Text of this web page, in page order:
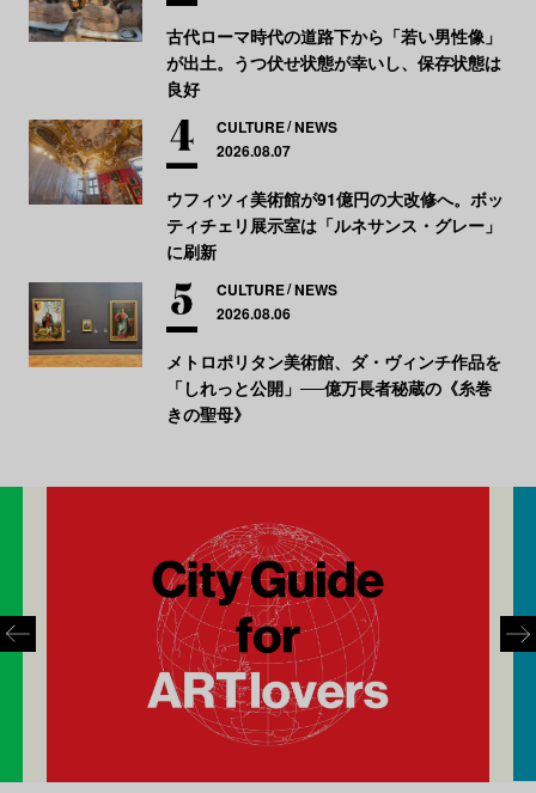
古代ローマ時代の道路下から「若い男性像」
が出土。うつ伏せ状態が幸いし、保存状態は
良好
CULTURE NEWS
2026.08.07
ウフィツィ美術館が91億円の大改修へ。ボッ
ティチェリ展示室は「ルネサンス・グレー」
に刷新
CULTURE NEWS
2026.08.06
メトロポリタン美術館、ダ・ヴィンチ作品を
「しれっと公開」──億万長者秘蔵の《糸巻
きの聖母》